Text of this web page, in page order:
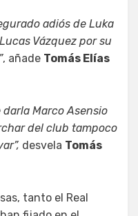
adiós de Luka
Vázquez por su
, añade Tomás Elías
darla Marco Asensio
del club tampoco
desvela Tomás
tanto el Real